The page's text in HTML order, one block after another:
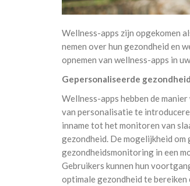
Wellness-apps zijn opgekomen
nemen over hun gezondheid en
opnemen van wellness-apps in
Gepersonaliseerde
Wellness-apps hebben de
van personalisatie te
inname tot het monitoren van
gezondheid. De mogelijkheid
gezondheidsmonitoring in een
Gebruikers kunnen hun
optimale gezondheid te bereiken